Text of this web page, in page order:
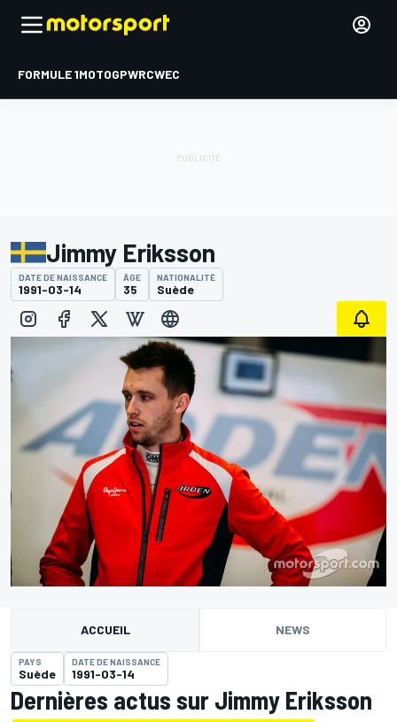
FORMULE 1MOTOGPWRCWEC
Jimmy Eriksson
DATE DE NAISSANCE
1991-03-14
ÂGE
35
NATIONALITÉ
Suède
ACCUEIL NEWS
PAYS
Suède
DATE DE NAISSANCE
1991-03-14
Dernières actus sur Jimmy Eriksson